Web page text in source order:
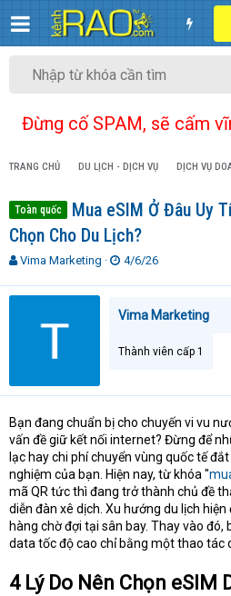
Đừng cố SPAM, sẽ cấm
TRANG CHỦ DU LỊCH - DỊCH VỤ DỊCH VỤ
Toàn quốc
Mua eSIM Ở Đâu Uy
Chọn Cho Du Lịch?
T
r
a
t
e
r
Vima Marketing
N
y
i
4/6/26
Vima Marketing
Thành viên cấp 1
Bạn đang chuẩn bị cho chuyến vi vu
vấn đề giữ kết nối internet? Đừng để
lạc hay chi phí chuyển vùng quốc tế
nghiệm của bạn. Hiện nay, từ khóa "
mã QR tức thì đang trở thành chủ đề
diễn đàn xê dịch. Xu hướng du lịch hiện
hàng chờ đợi tại sân bay. Thay vào
data tốc độ cao chỉ bằng một thao tác
4 Lý Do Nên Chọn eSIM